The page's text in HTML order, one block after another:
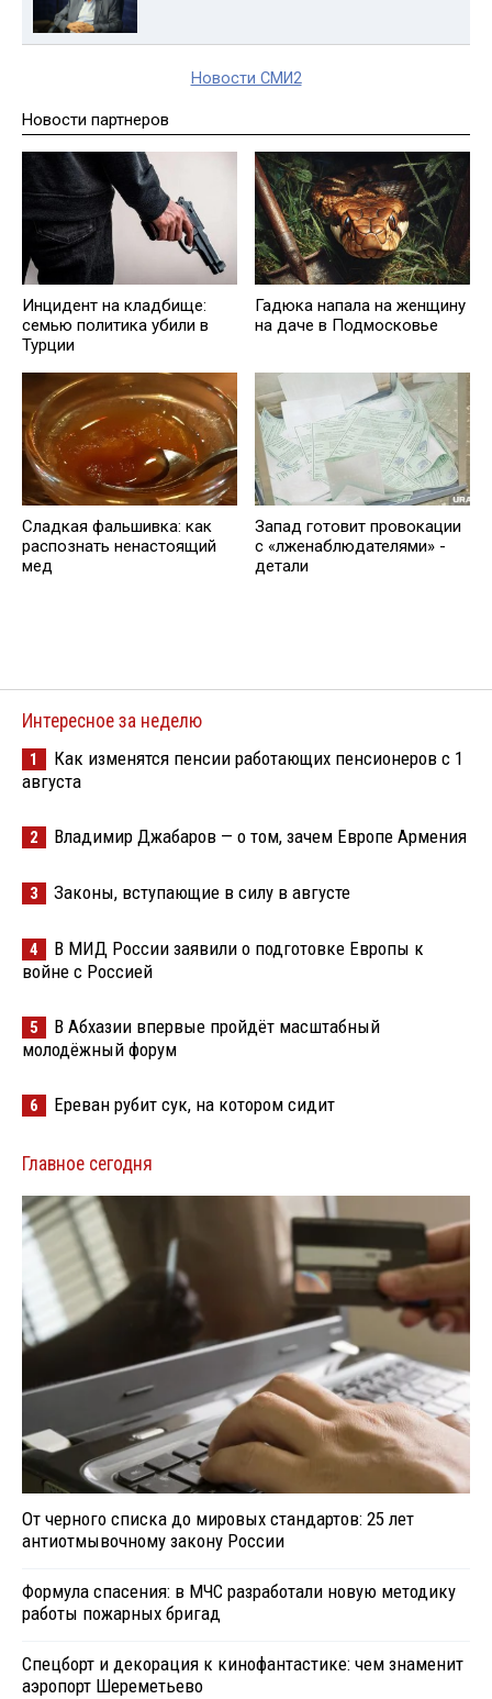
Новости СМИ2
Новости партнеров
Инцидент на кладбище:
семью политика убили в
Турции
Гадюка напала на женщину
на даче в Подмосковье
Сладкая фальшивка: как
распознать ненастоящий
мед
Запад готовит провокации
с «лженаблюдателями» -
детали
Интересное за неделю
1
Как изменятся пенсии работающих пенсионеров с 1
августа
2 Владимир Джабаров — о том, зачем Европе Армения
3 Законы, вступающие в силу в августе
4
В МИД России заявили о подготовке Европы к
войне с Россией
5
В Абхазии впервые пройдёт масштабный
молодёжный форум
6 Ереван рубит сук, на котором сидит
Главное сегодня
От черного списка до мировых стандартов: 25 лет
антиотмывочному закону России
Формула спасения: в МЧС разработали новую методику
работы пожарных бригад
Спецборт и декорация к кинофантастике: чем знаменит
аэропорт Шереметьево